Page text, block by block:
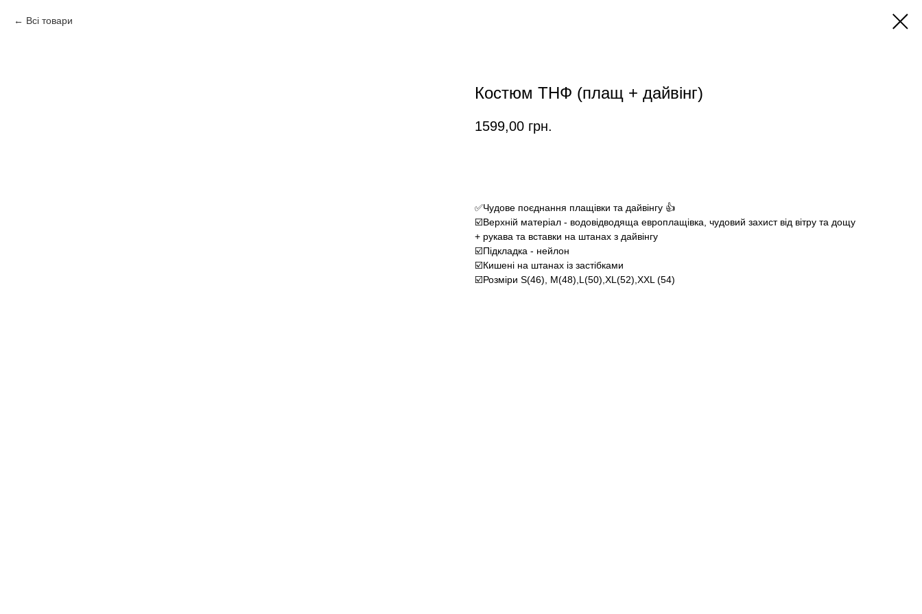
Всі товари
Костюм ТНФ (плащ + дайвінг)
1599,00 грн.
✅Чудове поєднання плащівки та дайвінгу 👍
☑️Верхній матеріал - водовідводяща европлащівка, чудовий захист від вітру та дощу
+ рукава та вставки на штанах з дайвінгу
☑️Підкладка - нейлон
☑️Кишені на штанах із застібками
☑️Розміри S(46), M(48),L(50),XL(52),XXL (54)